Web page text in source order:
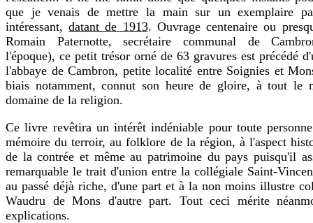
que je venais de mettre la main sur un exemplaire
intéressant,datant de 1913. Ouvrage centenaire ou
Romain Paternotte, secrétaire communal de
l'époque), ce petit trésor orné de 63 gravures est précédé
l'abbaye de Cambron, petite localité entre Soignies et
biais notamment, connut son heure de gloire, à tout le
domaine de la religion.
Ce livre revêtira un intérêt indéniable pour toute
mémoire du terroir, au folklore de la région, à l'aspect
de la contrée et même au patrimoine du pays puisqu'il
remarquable le trait d'union entre la collégiale Saint-
au passé déjà riche, d'une part et à la non moins illustre
Waudru de Mons d'autre part. Tout ceci mérite
explications.